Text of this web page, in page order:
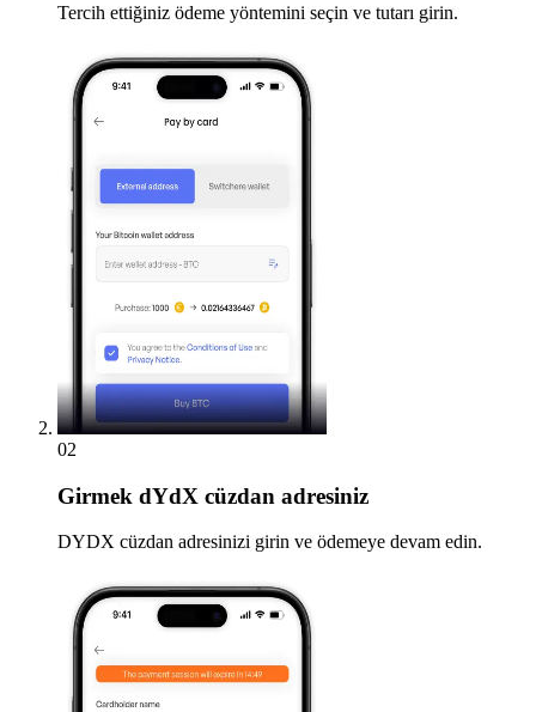
Tercih ettiğiniz ödeme yöntemini seçin ve tutarı girin.
02
Girmek dYdX cüzdan adresiniz
DYDX cüzdan adresinizi girin ve ödemeye devam edin.